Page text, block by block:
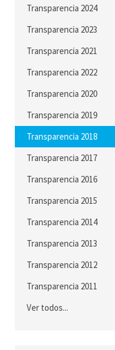
Transparencia 2024
Transparencia 2023
Transparencia 2021
Transparencia 2022
Transparencia 2020
Transparencia 2019
Transparencia 2018
Transparencia 2017
Transparencia 2016
Transparencia 2015
Transparencia 2014
Transparencia 2013
Transparencia 2012
Transparencia 2011
Ver todos...